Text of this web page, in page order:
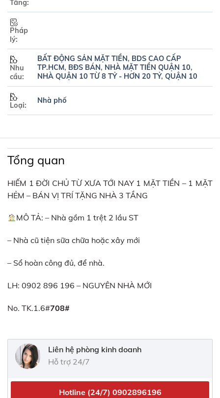
Tầng:
Pháp
lý:
Nhu
cầu:
BẤT ĐỘNG SẢN MẶT TIỀN, BDS CAO CẤP
TP.HCM, BĐS BÁN, NHÀ MẶT TIỀN QUẬN 10,
NHÀ QUẬN 10 TỪ 8 TỶ - HƠN 20 TỶ, QUẬN 10
Loại:
Nhà phố
Tổng quan
HIẾM 1 ĐỜI CHỦ TỪ XƯA TỚI NAY 1 MẶT TIỀN – 1 MẶT
HẺM – BÁN VỊ TRÍ TẶNG NHÀ 3 TẦNG
MÔ TẢ: – Nhà gồm 1 trệt 2 lầu ST
– Nhà cũ tiện sữa chữa hoặc xây mới
– Sổ hoàn công đủ, để nhà.
LH: 0902 896 196 – NGUYÊN NHÀ MỚI
No. TK.1.6#708#
Liên hệ phòng kinh doanh
Hỗ trợ 24/7
Hotline (24/7) 0902896196